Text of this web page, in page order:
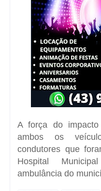
A força do
ambos os
condutores que
Hospital
ambulância do